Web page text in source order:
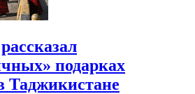
подарках
Таджикистане